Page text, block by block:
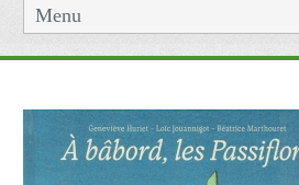
Menu